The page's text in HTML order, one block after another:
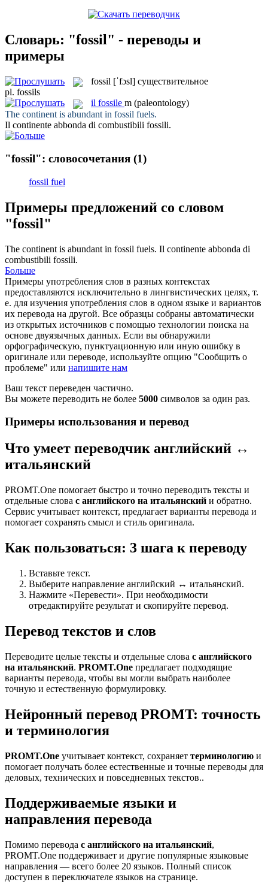
Словарь: "fossil" - переводы и
примеры
fossil [ˈfɔsl] существительное
pl. fossils
il fossile m (paleontology)
The continent is abundant in fossil fuels.
Il continente abbonda di combustibili fossili.
"fossil": словосочетания (1)
fossil fuel
Примеры предложений со словом
"fossil"
The continent is abundant in fossil fuels. Il continente abbonda di
combustibili fossili.
Больше
Примеры употребления слов в разных контекстах
предоставляются исключительно в лингвистических целях, т.
е. для изучения употребления слов в одном языке и вариантов
их перевода на другой. Все образцы собраны автоматически
из открытых источников с помощью технологии поиска на
основе двуязычных данных. Если вы обнаружили
орфографическую, пунктуационную или иную ошибку в
оригинале или переводе, используйте опцию "Сообщить о
проблеме" или напишите нам
Ваш текст переведен частично.
Вы можете переводить не более 5000 символов за один раз.
Примеры использования и перевод
Что умеет переводчик английский ↔
итальянский
PROMT.One помогает быстро и точно переводить тексты и
отдельные слова с английского на итальянский и обратно.
Сервис учитывает контекст, предлагает варианты перевода и
помогает сохранять смысл и стиль оригинала.
Как пользоваться: 3 шага к переводу
Вставьте текст.
Выберите направление английский ↔ итальянский.
Нажмите «Перевести». При необходимости
отредактируйте результат и скопируйте перевод.
Перевод текстов и слов
Переводите целые тексты и отдельные слова с английского
на итальянский. PROMT.One предлагает подходящие
варианты перевода, чтобы вы могли выбрать наиболее
точную и естественную формулировку.
Нейронный перевод PROMT: точность
и терминология
PROMT.One учитывает контекст, сохраняет терминологию и
помогает получать более естественные и точные переводы для
деловых, технических и повседневных текстов..
Поддерживаемые языки и
направления перевода
Помимо перевода с английского на итальянский,
PROMT.One поддерживает и другие популярные языковые
направления — всего более 20 языков. Полный список
доступен в переключателе языков на странице.